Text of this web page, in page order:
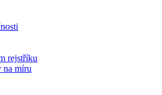
rejstříku
na míru